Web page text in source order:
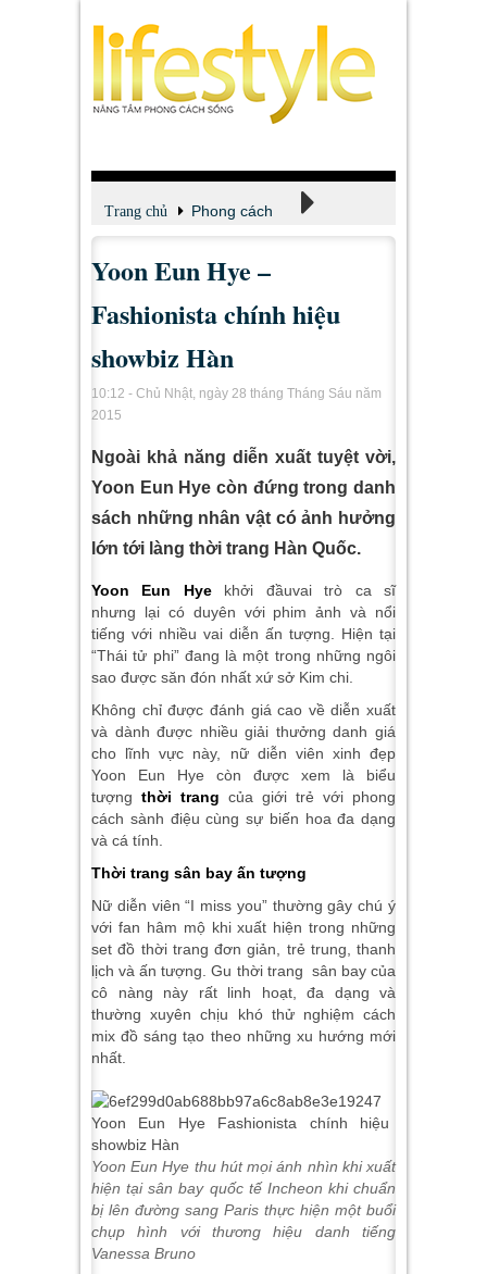
Trang chủ Phong cách
Thời trang
Yoon Eun Hye –
Fashionista chính hiệu
showbiz Hàn
10:12 - Chủ Nhật, ngày 28 tháng Tháng Sáu năm
2015
Ngoài khả năng diễn xuất tuyệt vời,
Yoon Eun Hye còn đứng trong danh
sách những nhân vật có ảnh hưởng
lớn tới làng thời trang Hàn Quốc.
Yoon Eun Hyekhởi đầuvai trò ca sĩ
nhưng lại có duyên với phim ảnh và nổi
tiếng với nhiều vai diễn ấn tượng. Hiện tại
“Thái tử phi” đang là một trong những ngôi
sao được săn đón nhất xứ sở Kim chi.
Không chỉ được đánh giá cao về diễn xuất
và dành được nhiều giải thưởng danh giá
cho lĩnh vực này, nữ diễn viên xinh đẹp
Yoon Eun Hye còn được xem là biểu
tượng thời trang của giới trẻ với phong
cách sành điệu cùng sự biến hoa đa dạng
và cá tính.
Thời trang sân bay ấn tượng
Nữ diễn viên “I miss you” thường gây chú ý
với fan hâm mộ khi xuất hiện trong những
set đồ thời trang đơn giản, trẻ trung, thanh
lịch và ấn tượng. Gu thời trang sân bay của
cô nàng này rất linh hoạt, đa dạng và
thường xuyên chịu khó thử nghiệm cách
mix đồ sáng tạo theo những xu hướng mới
nhất.
Yoon Eun Hye thu hút mọi ánh nhìn khi xuất
hiện tại sân bay quốc tế Incheon khi chuẩn
bị lên đường sang Paris thực hiện một buổi
chụp hình với thương hiệu danh tiếng
Vanessa Bruno